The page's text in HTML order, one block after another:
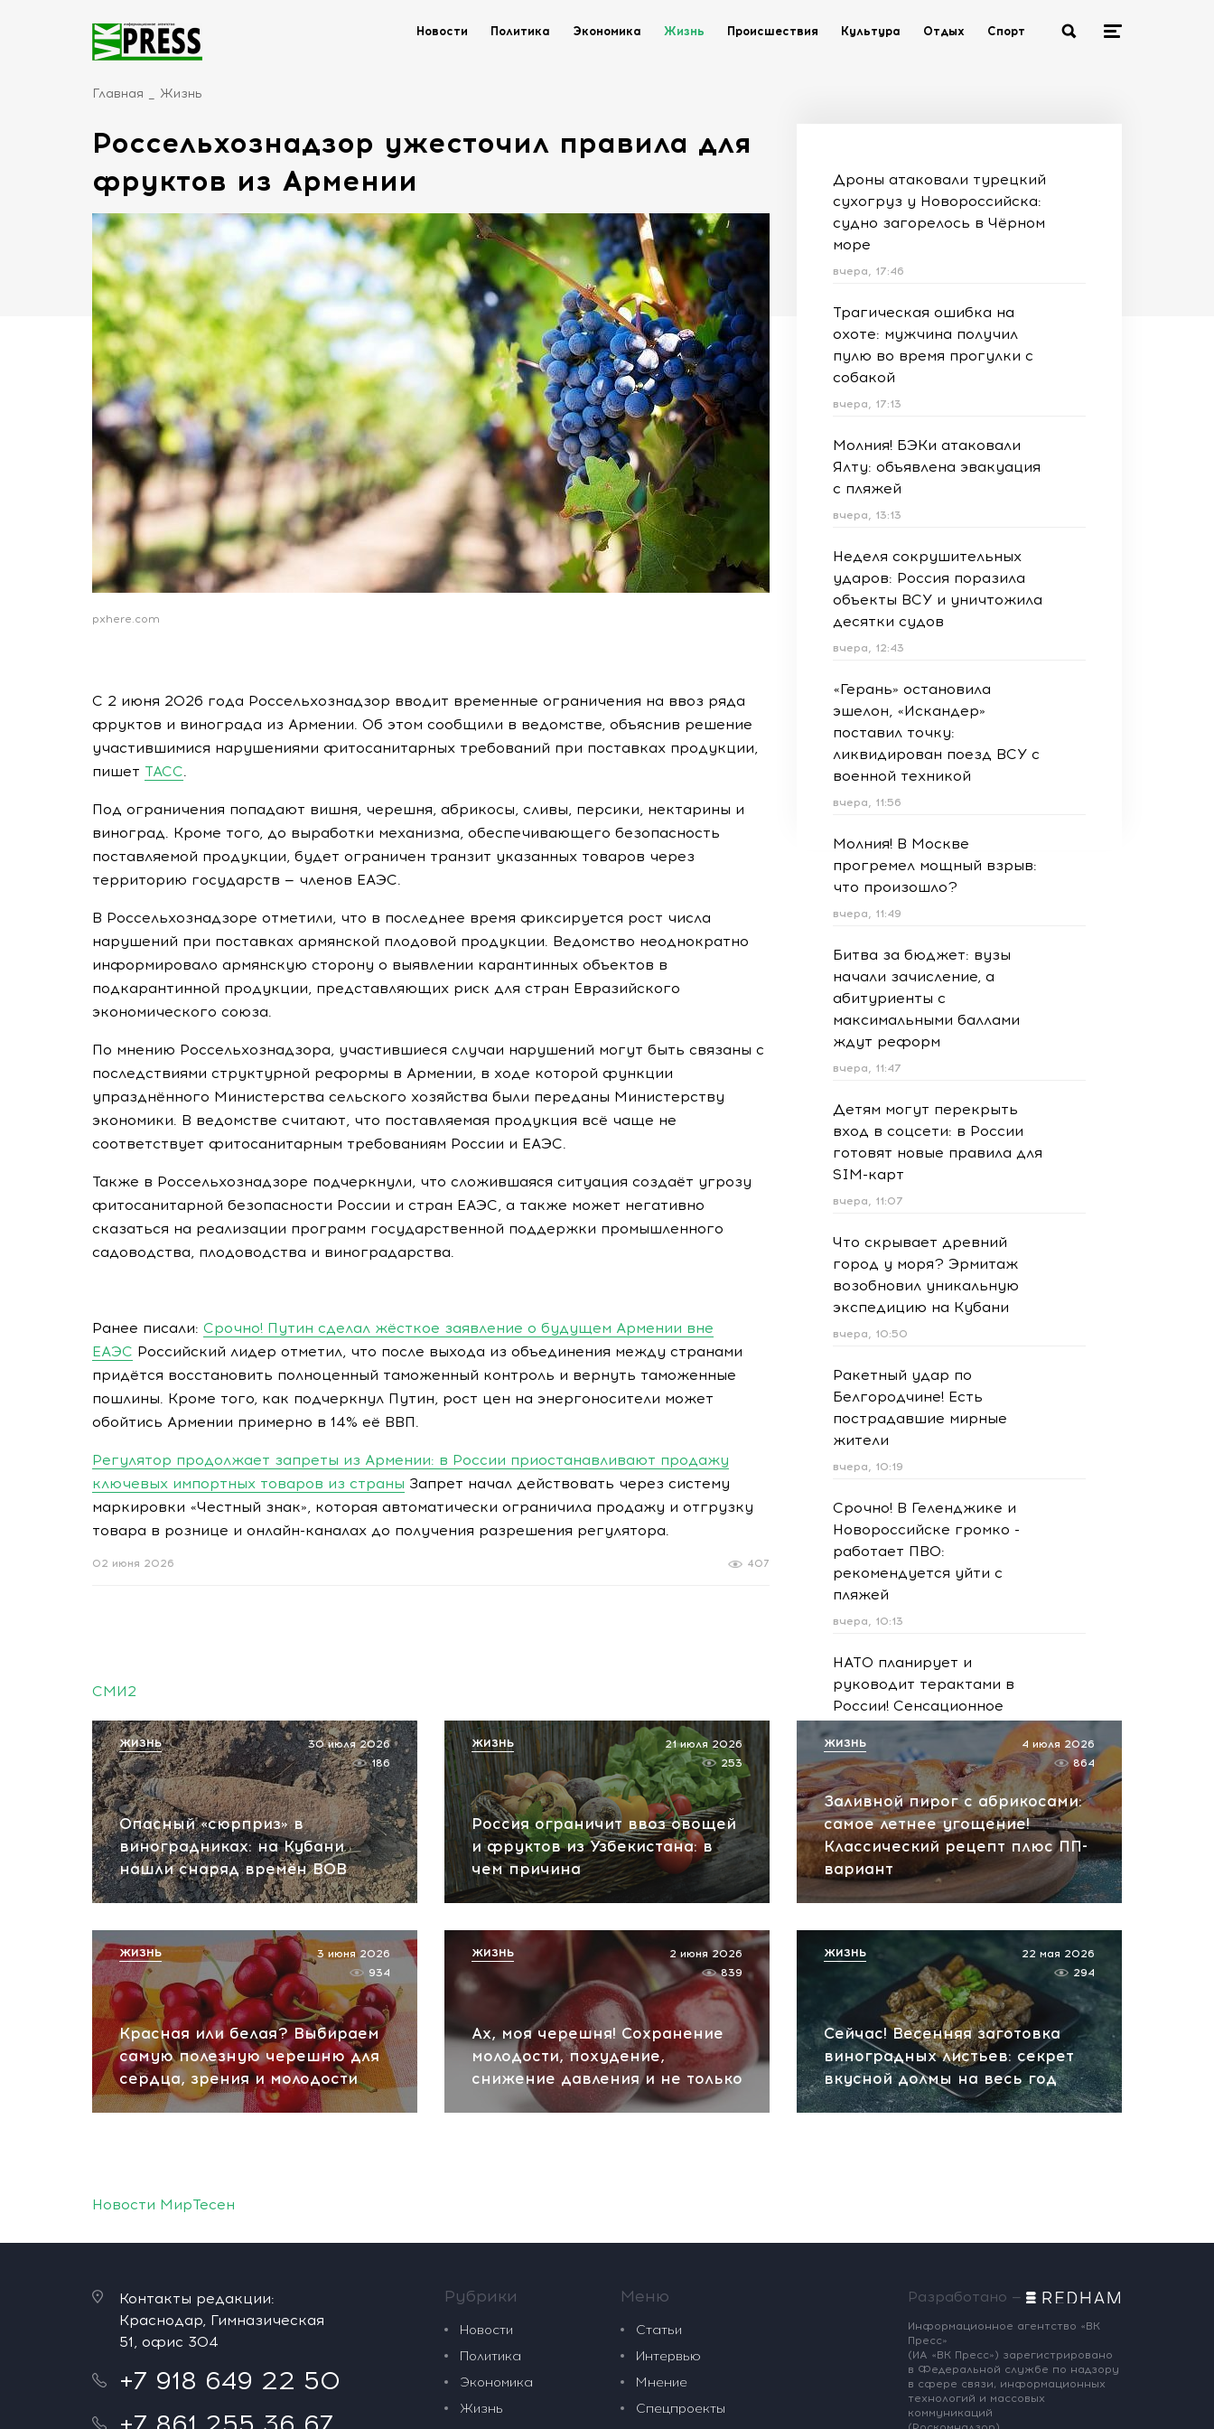
Новости Политика Экономика Жизнь Происшествия Культура Отдых Спорт
Главная Жизнь
Россельхознадзор ужесточил правила для
фруктов из Армении
pxhere.com
С 2 июня 2026 года Россельхознадзор вводит временные ограничения на ввоз ряда
фруктов и винограда из Армении. Об этом сообщили в ведомстве, объяснив решение
участившимися нарушениями фитосанитарных требований при поставках продукции,
пишет ТАСС.
Под ограничения попадают вишня, черешня, абрикосы, сливы, персики, нектарины и
виноград. Кроме того, до выработки механизма, обеспечивающего безопасность
поставляемой продукции, будет ограничен транзит указанных товаров через
территорию государств — членов ЕАЭС.
В Россельхознадзоре отметили, что в последнее время фиксируется рост числа
нарушений при поставках армянской плодовой продукции. Ведомство неоднократно
информировало армянскую сторону о выявлении карантинных объектов в
подкарантинной продукции, представляющих риск для стран Евразийского
экономического союза.
По мнению Россельхознадзора, участившиеся случаи нарушений могут быть связаны с
последствиями структурной реформы в Армении, в ходе которой функции
упразднённого Министерства сельского хозяйства были переданы Министерству
экономики. В ведомстве считают, что поставляемая продукция всё чаще не
соответствует фитосанитарным требованиям России и ЕАЭС.
Также в Россельхознадзоре подчеркнули, что сложившаяся ситуация создаёт угрозу
фитосанитарной безопасности России и стран ЕАЭС, а также может негативно
сказаться на реализации программ государственной поддержки промышленного
садоводства, плодоводства и виноградарства.
Ранее писали: Срочно! Путин сделал жёсткое заявление о будущем Армении вне
ЕАЭС Российский лидер отметил, что после выхода из объединения между странами
придётся восстановить полноценный таможенный контроль и вернуть таможенные
пошлины. Кроме того, как подчеркнул Путин, рост цен на энергоносители может
обойтись Армении примерно в 14% её ВВП.
Регулятор продолжает запреты из Армении: в России приостанавливают продажу
ключевых импортных товаров из страны Запрет начал действовать через систему
маркировки «Честный знак», которая автоматически ограничила продажу и отгрузку
товара в рознице и онлайн-каналах до получения разрешения регулятора.
407
02 июня 2026
Дроны атаковали турецкий
сухогруз у Новороссийска:
судно загорелось в Чёрном
море
вчера, 17:46
Трагическая ошибка на
охоте: мужчина получил
пулю во время прогулки с
собакой
вчера, 17:13
Молния! БЭКи атаковали
Ялту: объявлена эвакуация
с пляжей
вчера, 13:13
Неделя сокрушительных
ударов: Россия поразила
объекты ВСУ и уничтожила
десятки судов
вчера, 12:43
«Герань» остановила
эшелон, «Искандер»
поставил точку:
ликвидирован поезд ВСУ с
военной техникой
вчера, 11:56
Молния! В Москве
прогремел мощный взрыв:
что произошло?
вчера, 11:49
Битва за бюджет: вузы
начали зачисление, а
абитуриенты с
максимальными баллами
ждут реформ
вчера, 11:47
Детям могут перекрыть
вход в соцсети: в России
готовят новые правила для
SIM-карт
вчера, 11:07
Что скрывает древний
город у моря? Эрмитаж
возобновил уникальную
экспедицию на Кубани
вчера, 10:50
Ракетный удар по
Белгородчине! Есть
пострадавшие мирные
жители
вчера, 10:19
Срочно! В Геленджике и
Новороссийске громко -
работает ПВО:
рекомендуется уйти с
пляжей
вчера, 10:13
НАТО планирует и
руководит терактами в
России! Сенсационное
заявление хакеров
вчера, 10:07
СМИ2
Опасный «сюрприз» в
виноградниках: на Кубани
нашли снаряд времён ВОВ
30 июля 2026
186
ЖИЗНЬ
Россия ограничит ввоз овощей
и фруктов из Узбекистана: в
чем причина
21 июля 2026
253
ЖИЗНЬ
Заливной пирог с абрикосами:
самое летнее угощение!
Классический рецепт плюс ПП-
вариант
4 июля 2026
864
ЖИЗНЬ
Красная или белая? Выбираем
самую полезную черешню для
сердца, зрения и молодости
3 июня 2026
934
ЖИЗНЬ
Ах, моя черешня! Сохранение
молодости, похудение,
снижение давления и не только
2 июня 2026
839
ЖИЗНЬ
Сейчас! Весенняя заготовка
виноградных листьев: секрет
вкусной долмы на весь год
22 мая 2026
294
ЖИЗНЬ
Новости МирТесен
Контакты редакции:
Краснодар, Гимназическая
51, офис 304
+7 918 649 22 50
Рубрики
Новости
Политика
Экономика
Жизнь
Меню
Статьи
Интервью
Мнение
Спецпроекты
Разработано —
Информационное агентство «ВК
Пресс»
(ИА «ВК Пресс») зарегистрировано
в Федеральной службе по надзору
в сфере связи, информационных
технологий и массовых
коммуникаций